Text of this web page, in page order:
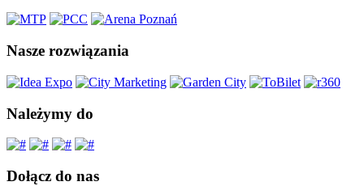
Nasze rozwiązania
Należymy do
Dołącz do nas